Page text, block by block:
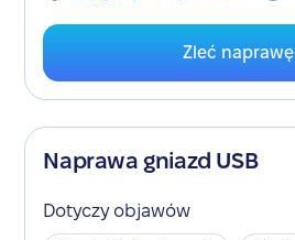
Zleć naprawę
Naprawa gniazd USB
Dotyczy objawów